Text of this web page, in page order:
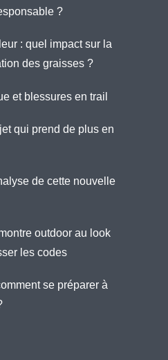
?
: quel impact sur la
des graisses ?
et blessures en trail
qui prend de plus en
de cette nouvelle
outdoor au look
les codes
se préparer à